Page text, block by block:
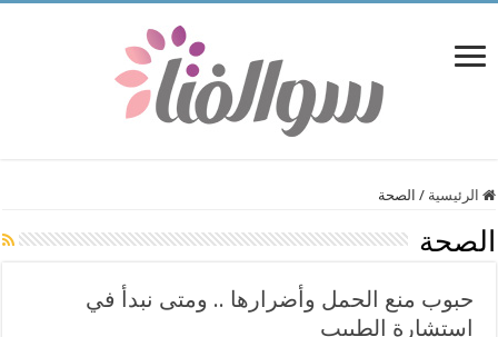
الرئيسية / الصحة
الصحة
حبوب منع الحمل وأضرارها .. ومتى نبدأ في
استشارة الطبيب